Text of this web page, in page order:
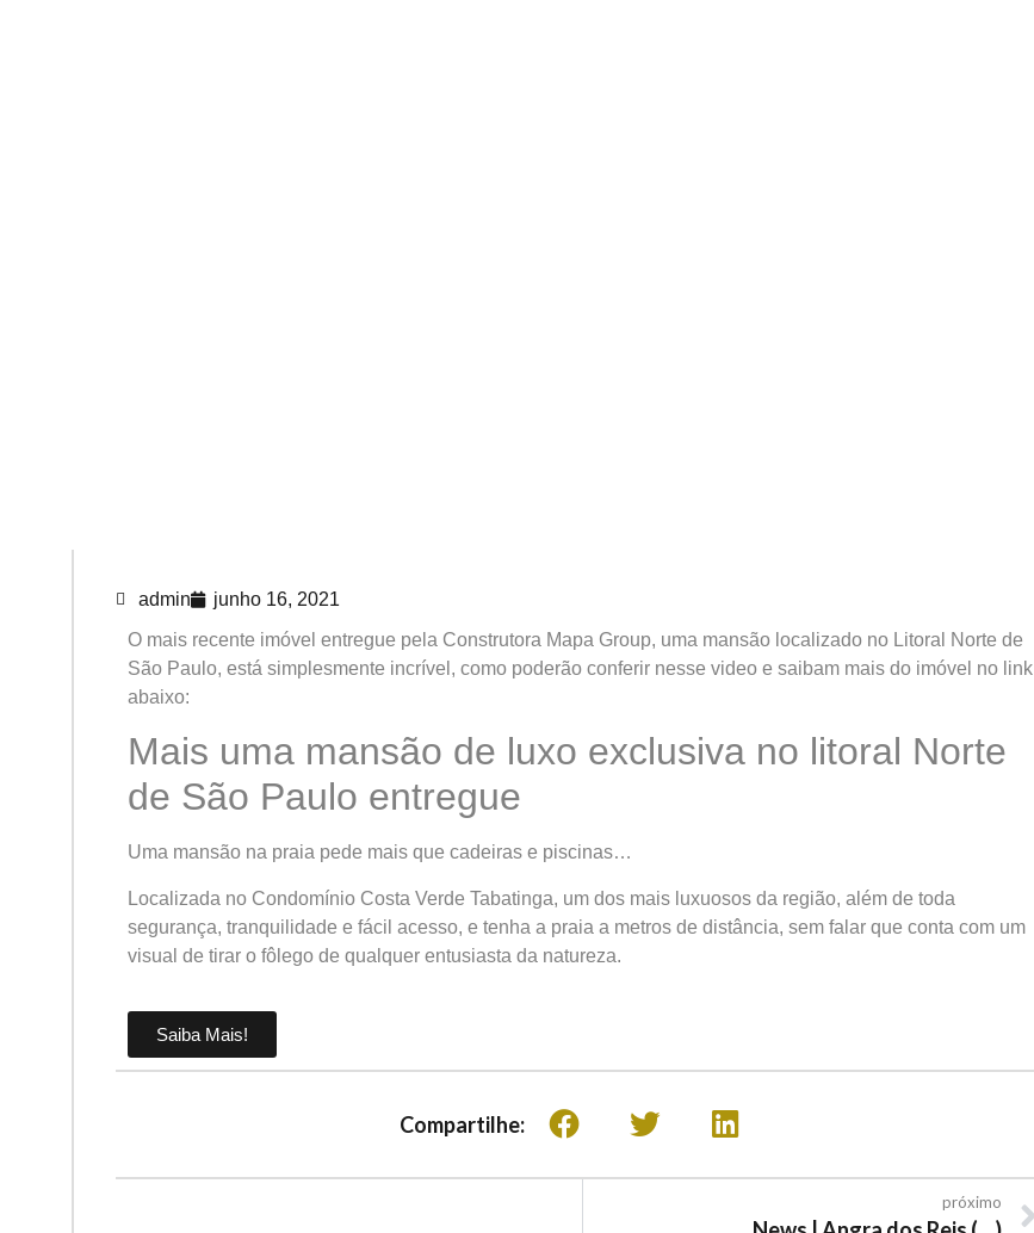
admin
junho 16, 2021
O mais recente imóvel entregue pela Construtora Mapa Group, uma mansão localizado no Litoral Norte de
São Paulo, está simplesmente incrível, como poderão conferir nesse video e saibam mais do imóvel no link
abaixo:
Mais uma mansão de luxo exclusiva no litoral Norte
de São Paulo entregue
Uma mansão na praia pede mais que cadeiras e piscinas…
Localizada no Condomínio Costa Verde Tabatinga, um dos mais luxuosos da região, além de toda
segurança, tranquilidade e fácil acesso, e tenha a praia a metros de distância, sem falar que conta com um
visual de tirar o fôlego de qualquer entusiasta da natureza.
Saiba Mais!
Compartilhe:
próximo